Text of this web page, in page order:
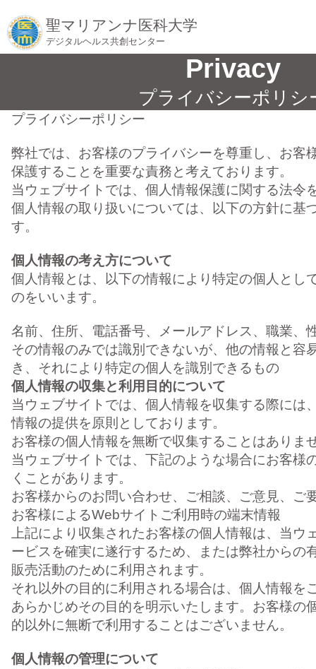
聖マリアンナ医科大学
デジタルヘルス共創センター
Privacy
プライバシーポリシ
プライバシーポリシー
弊社では、お客様のプライバシーを尊重し、お客
保護することを重要な責務と考えております。
当ウェブサイトでは、個人情報保護に関する法令
個人情報の取り扱いについては、以下の方針に基
す。
個人情報の考え方について
個人情報とは、以下の情報により特定の個人とし
のをいいます。
名前、住所、電話番号、メールアドレス、職業、
その情報のみでは識別できないが、他の情報と容
き、それにより特定の個人を識別できるもの
個人情報の収集と利用目的について
当ウェブサイトでは、個人情報を収集する際には
情報の提供を原則としております。
お客様の個人情報を無断で収集することはありま
当ウェブサイトでは、下記のような場合にお客様
くことがあります。
お客様からのお問い合わせ、ご相談、ご意見、ご
お客様によるWebサイトご利用時の端末情報
上記により収集されたお客様の個人情報は、当ウ
ービスを確実に遂行するため、または弊社からの
販売活動のために利用されます。
それ以外の目的に利用される場合は、個人情報を
あらかじめその目的を明示いたします。お客様の
的以外に無断で利用することはございません。
個人情報の管理について